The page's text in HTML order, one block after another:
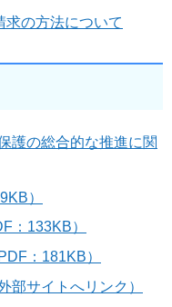
求の方法について
護の総合的な推進に関
）
：133KB）
：181KB）
部サイトへリンク）